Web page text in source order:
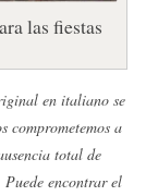
las fiestas
en italiano se
comprometemos a
total de
encontrar el